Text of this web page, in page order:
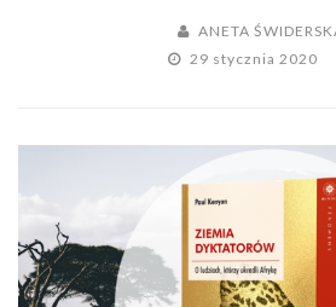
ANETA
29 stycznia 2020